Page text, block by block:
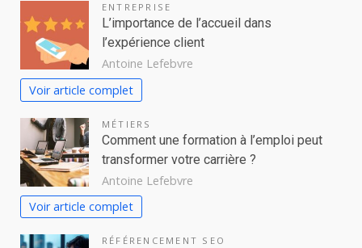
ENTREPRISE
L’importance de l’accueil dans
l’expérience client
Antoine Lefebvre
Voir article complet
MÉTIERS
Comment une formation à l’emploi peut
transformer votre carrière ?
Antoine Lefebvre
Voir article complet
RÉFÉRENCEMENT SEO